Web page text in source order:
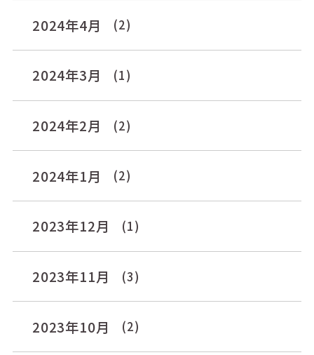
2024年4月 (2)
2024年3月 (1)
2024年2月 (2)
2024年1月 (2)
2023年12月 (1)
2023年11月 (3)
2023年10月 (2)